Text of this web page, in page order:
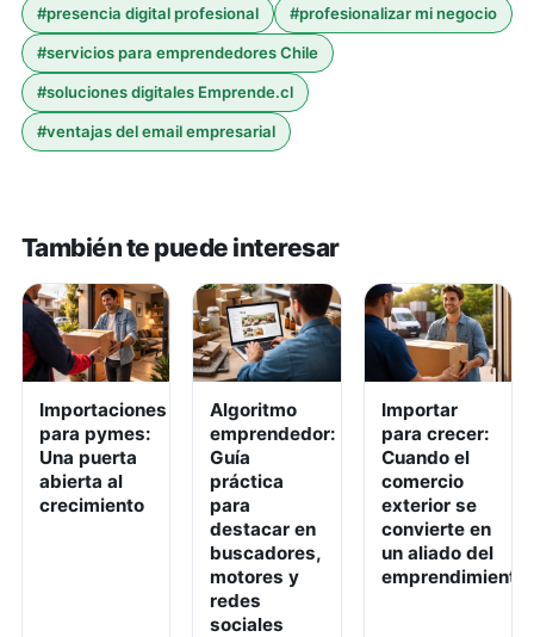
#presencia digital profesional #profesionalizar mi negocio
#servicios para emprendedores Chile
#soluciones digitales Emprende.cl
#ventajas del email empresarial
También te puede interesar
Importaciones
para pymes:
Una puerta
abierta al
crecimiento
Algoritmo
emprendedor:
Guía
práctica
para
destacar en
buscadores,
motores y
redes
sociales
Importar
para crecer:
Cuando el
comercio
exterior se
convierte en
un aliado del
emprendimiento